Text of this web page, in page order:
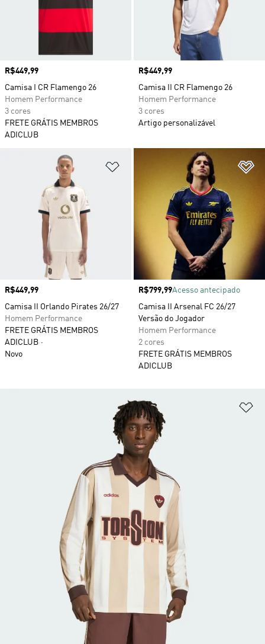
Preço
R$449,99
Camisa I CR Flamengo 26
Homem Performance
3 cores
FRETE GRÁTIS MEMBROS
ADICLUB
Preço
R$449,99
Camisa II CR Flamengo 26
Homem Performance
3 cores
Artigo personalizável
Adicionar à Lista de Desejos
Preço
R$449,99
Camisa II Orlando Pirates 26/27
Homem Performance
FRETE GRÁTIS MEMBROS
ADICLUB
Novo
Preço
R$799,99Acesso antecipado
Camisa II Arsenal FC 26/27
Versão do Jogador
Homem Performance
2 cores
FRETE GRÁTIS MEMBROS
ADICLUB